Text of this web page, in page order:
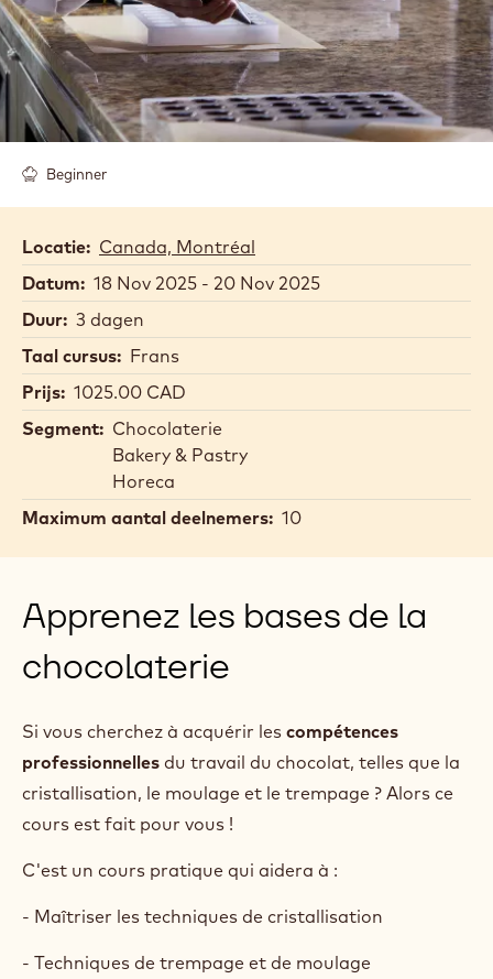
Beginner
Locatie: Canada, Montréal
Datum: 18 Nov 2025 - 20 Nov 2025
Duur: 3 dagen
Taal cursus: Frans
Prijs: 1025.00 CAD
Segment: Chocolaterie
Bakery & Pastry
Horeca
Maximum aantal deelnemers: 10
Apprenez les bases de la
chocolaterie
Si vous cherchez à acquérir les compétences
professionnelles du travail du chocolat, telles que la
cristallisation, le moulage et le trempage ? Alors ce
cours est fait pour vous !
C'est un cours pratique qui aidera à :
- Maîtriser les techniques de cristallisation
- Techniques de trempage et de moulage